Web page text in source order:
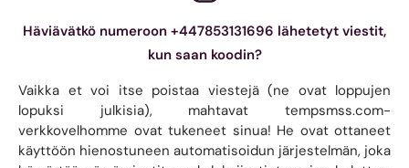
Häviävätkö numeroon +447853131696 lähetetyt viestit,
kun saan koodin?
Vaikka et voi itse poistaa viestejä (ne ovat loppujen
lopuksi julkisia), mahtavat tempsmss.com-
verkkovelhomme ovat tukeneet sinua! He ovat ottaneet
käyttöön hienostuneen automatisoidun järjestelmän, joka